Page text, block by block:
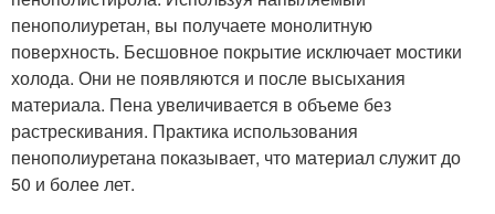
пенополиуретан, вы получаете монолитную
поверхность. Бесшовное покрытие исключает мостики
холода. Они не появляются и после высыхания
материала. Пена увеличивается в объеме без
растрескивания. Практика использования
пенополиуретана показывает, что материал служит до
50 и более лет.